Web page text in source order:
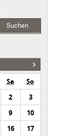
Suchen
Sa
So
2
3
9
10
16
17